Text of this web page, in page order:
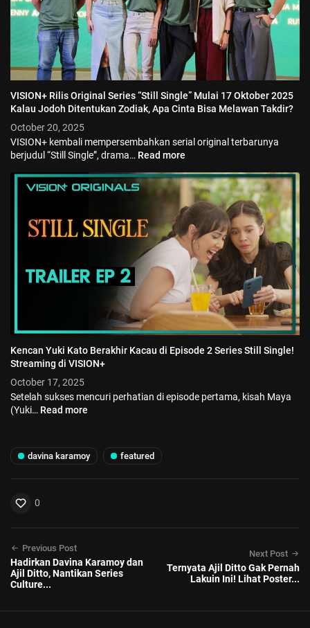
VISION+ Rilis Original Series “Still Single” Mulai 17 Oktober 2025
Kalau Jodoh Ditentukan Zodiak, Apa Cinta Bisa Melawan Takdir?
October 20, 2025
VISION+ kembali mempersembahkan serial original terbarunya
berjudul “Still Single”, drama… Read more
Kencan Yuki Kato Berakhir Kacau di Episode 2 Series Still Single!
Streaming di VISION+
October 17, 2025
Setelah sukses mencuri perhatian di episode pertama, kisah Maya
(Yuki… Read more
davina karamoy featured
0
Previous Post
Hadirkan Davina Karamoy dan
Ajil Ditto, Nantikan Series
Culture...
Next Post
Ternyata Ajil Ditto Gak Pernah
Lakuin Ini! Lihat Poster...